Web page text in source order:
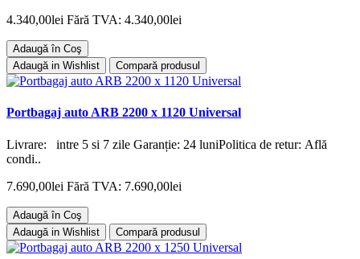
4.340,00lei Fără TVA: 4.340,00lei
Adaugă în Coş
Adaugă in Wishlist
Compară produsul
Portbagaj auto ARB 2200 x 1120 Universal
Livrare: intre 5 si 7 zile Garanție: 24 luniPolitica de retur: Află
condi..
7.690,00lei Fără TVA: 7.690,00lei
Adaugă în Coş
Adaugă in Wishlist
Compară produsul